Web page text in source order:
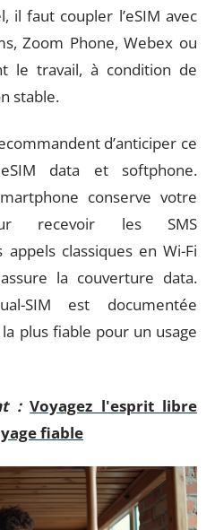
il faut coupler l’eSIM avec
Zoom Phone, Webex ou
le travail, à condition de
stable.
d’anticiper ce
data et softphone.
conserve votre
recevoir les SMS
appels classiques en Wi-Fi
la couverture data.
SIM est documentée
plus fiable pour un usage
: Voyagez l'esprit libre
fiable